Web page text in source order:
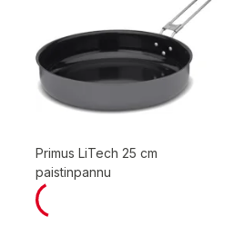
Primus LiTech 25 cm
paistinpannu